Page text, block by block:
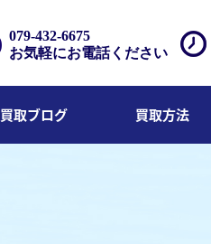
079-432-6675
お気軽にお電話ください
買取ブログ 買取方法